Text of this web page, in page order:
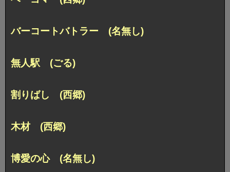
バーコートバトラー (名無し)
無人駅 (ごる)
割りばし (西郷)
木材 (西郷)
博愛の心 (名無し)